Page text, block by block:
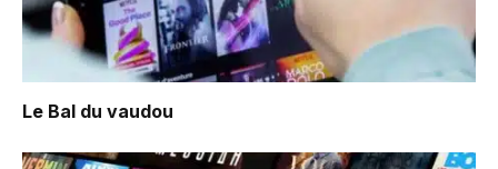
Le Bal du vaudou